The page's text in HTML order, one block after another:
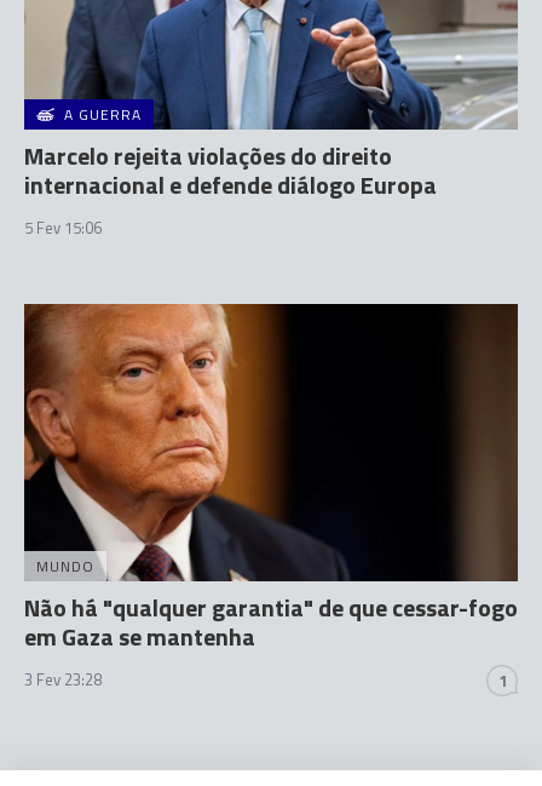
A GUERRA
Marcelo rejeita violações do direito
internacional e defende diálogo Europa
5 Fev 15:06
MUNDO
Não há "qualquer garantia" de que cessar-fogo
em Gaza se mantenha
3 Fev 23:28 1